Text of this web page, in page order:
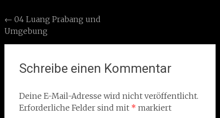
Post
navigation
← 04 Luang Prabang und
Umgebung
Schreibe einen Kommentar
Deine E-Mail-Adresse wird nicht veröffentlicht.
Erforderliche Felder sind mit * markiert